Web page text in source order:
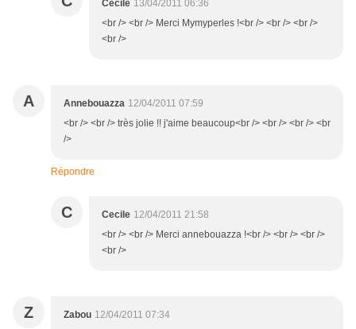
Cecile 13/04/2011 06:36
<br /> <br /> Merci Mymyperles !<br /> <br /> <br />
<br />
A Annebouazza 12/04/2011 07:59
<br /> <br /> très jolie !! j'aime beaucoup<br /> <br /> <br /> <br
/>
Répondre
C Cecile 12/04/2011 21:58
<br /> <br /> Merci annebouazza !<br /> <br /> <br />
<br />
Z Zabou 12/04/2011 07:34